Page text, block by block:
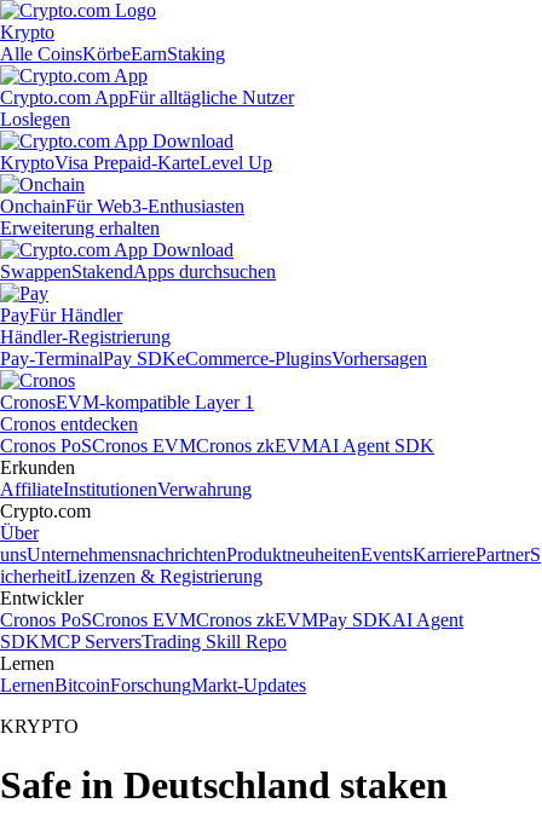
Krypto
Alle CoinsKörbeEarnStaking
Crypto.com AppFür alltägliche Nutzer
Loslegen
KryptoVisa Prepaid-KarteLevel Up
OnchainFür Web3-Enthusiasten
Erweiterung erhalten
SwappenStakendApps durchsuchen
PayFür Händler
Händler-Registrierung
Pay-TerminalPay SDKeCommerce-PluginsVorhersagen
CronosEVM-kompatible Layer 1
Cronos entdecken
Cronos PoSCronos EVMCronos zkEVMAI Agent SDK
Erkunden
AffiliateInstitutionenVerwahrung
Crypto.com
Über
unsUnternehmensnachrichtenProduktneuheitenEventsKarrierePartnerS
icherheitLizenzen & Registrierung
Entwickler
Cronos PoSCronos EVMCronos zkEVMPay SDKAI Agent
SDKMCP ServersTrading Skill Repo
Lernen
LernenBitcoinForschungMarkt-Updates
KRYPTO
Safe in Deutschland staken